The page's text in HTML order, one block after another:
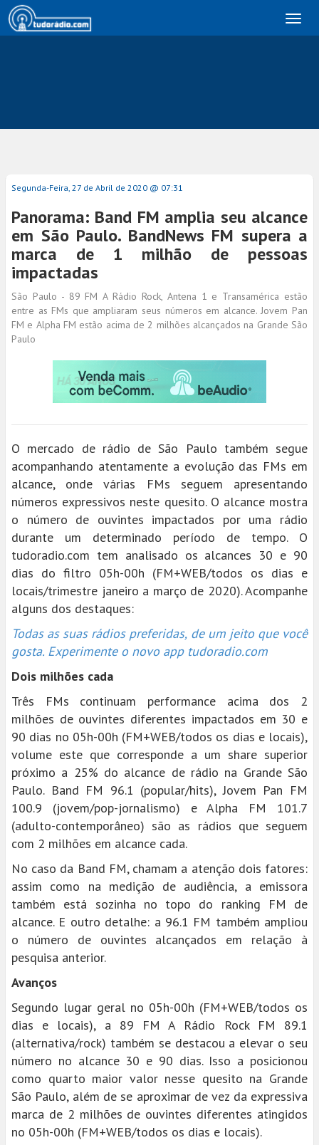
Segunda-Feira, 27 de Abril de 2020 @ 07:31
Panorama: Band FM amplia seu alcance
em São Paulo. BandNews FM supera a
marca de 1 milhão de pessoas
impactadas
São Paulo - 89 FM A Rádio Rock, Antena 1 e Transamérica estão
entre as FMs que ampliaram seus números em alcance. Jovem Pan
FM e Alpha FM estão acima de 2 milhões alcançados na Grande São
Paulo
O mercado de rádio de São Paulo também segue
acompanhando atentamente a evolução das FMs em
alcance, onde várias FMs seguem apresentando
números expressivos neste quesito. O alcance mostra
o número de ouvintes impactados por uma rádio
durante um determinado período de tempo. O
tudoradio.com tem analisado os alcances 30 e 90
dias do filtro 05h-00h (FM+WEB/todos os dias e
locais/trimestre janeiro a março de 2020). Acompanhe
alguns dos destaques:
Todas as suas rádios preferidas, de um jeito que você
gosta. Experimente o novo app tudoradio.com
Dois milhões cada
Três FMs continuam performance acima dos 2
milhões de ouvintes diferentes impactados em 30 e
90 dias no 05h-00h (FM+WEB/todos os dias e locais),
volume este que corresponde a um share superior
próximo a 25% do alcance de rádio na Grande São
Paulo. Band FM 96.1 (popular/hits), Jovem Pan FM
100.9 (jovem/pop-jornalismo) e Alpha FM 101.7
(adulto-contemporâneo) são as rádios que seguem
com 2 milhões em alcance cada.
No caso da Band FM, chamam a atenção dois fatores:
assim como na medição de audiência, a emissora
também está sozinha no topo do ranking FM de
alcance. E outro detalhe: a 96.1 FM também ampliou
o número de ouvintes alcançados em relação à
pesquisa anterior.
Avanços
Segundo lugar geral no 05h-00h (FM+WEB/todos os
dias e locais), a 89 FM A Rádio Rock FM 89.1
(alternativa/rock) também se destacou a elevar o seu
número no alcance 30 e 90 dias. Isso a posicionou
como quarto maior valor nesse quesito na Grande
São Paulo, além de se aproximar de vez da expressiva
marca de 2 milhões de ouvintes diferentes atingidos
no 05h-00h (FM+WEB/todos os dias e locais).